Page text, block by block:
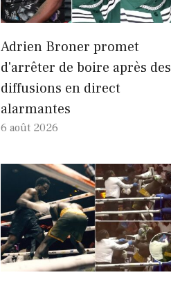
Adrien Broner promet
d'arrêter de boire après des
diffusions en direct
alarmantes
6 août 2026